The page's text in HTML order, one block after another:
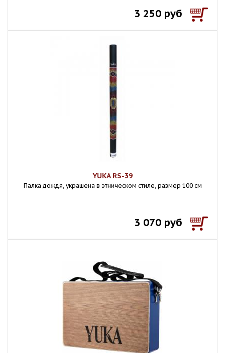
3 250 руб
YUKA RS-39
Палка дождя, украшена в этническом стиле, размер 100 см
3 070 руб